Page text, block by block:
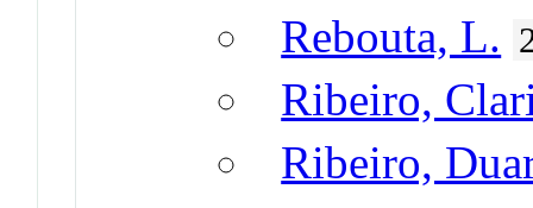
Rebouta, L.
Ribeiro,
Ribeiro,